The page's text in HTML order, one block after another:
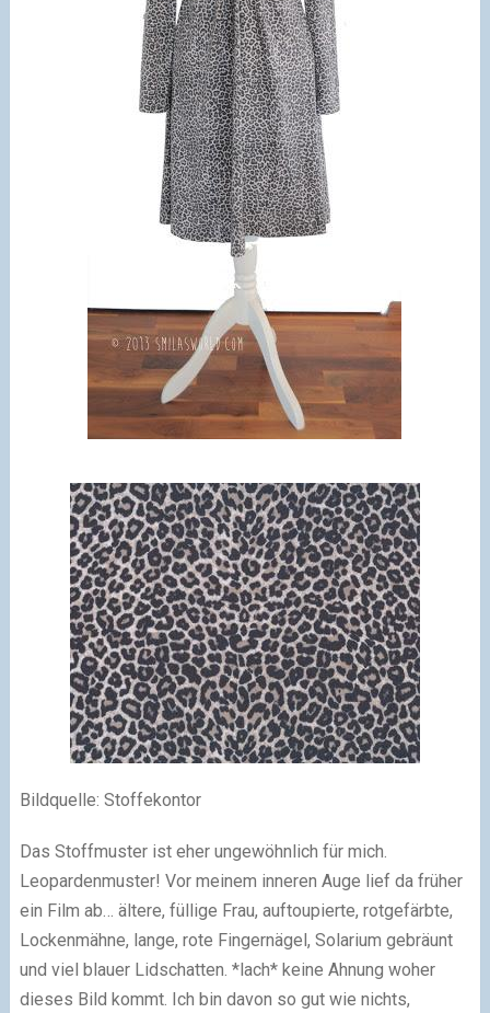
Bildquelle: Stoffekontor
Das Stoffmuster ist eher ungewöhnlich für mich.
Leopardenmuster! Vor meinem inneren Auge lief da früher
ein Film ab… ältere, füllige Frau, auftoupierte, rotgefärbte,
Lockenmähne, lange, rote Fingernägel, Solarium gebräunt
und viel blauer Lidschatten. *lach* keine Ahnung woher
dieses Bild kommt. Ich bin davon so gut wie nichts,